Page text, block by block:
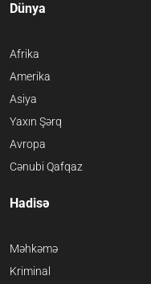
Dünya
Afrika
Amerika
Asiya
Yaxın Şərq
Avropa
Cənubi Qafqaz
Hadisə
Məhkəmə
Kriminal